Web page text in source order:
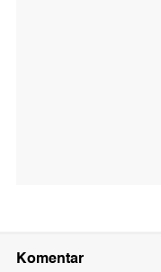
Komentar